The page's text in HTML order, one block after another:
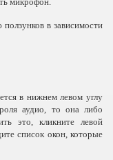
в зависимости
в нижнем левом углу
аудио, то она либо
это, кликните левой
список окон, которые